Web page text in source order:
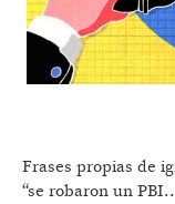
Frases propias de
“se robaron un